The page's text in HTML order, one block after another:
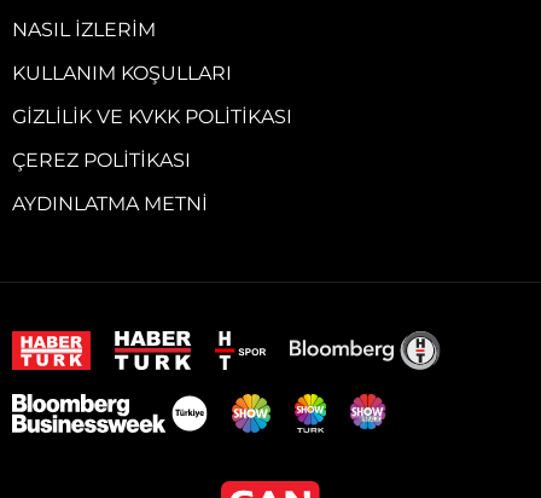
NASIL İZLERIM
KULLANIM KOŞULLARI
GIZLILIK VE KVKK POLITIKASI
ÇEREZ POLITIKASI
AYDINLATMA METNI